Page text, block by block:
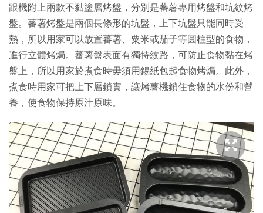
跟機附上兩款不黏塗層烤盤，分別是蕃薯專用烤盤和坑紋烤
盤。蕃薯烤盤是兩個長條形的坑盤，上下坑盤只能同時受
熱，所以用家可以放置蕃薯、粟米或茄子等圓柱型的食物，
進行立體烤焗。蕃薯盤表面有獨特紋路，可防止食物黏在烤
盤上，所以用家於煮食時毋須用錫紙包起食物烤焗。此外，
煮食時用家可把上下層鎖實，讓烤薯機鎖住食物的水份和營
養，使食物保持原汁原味。